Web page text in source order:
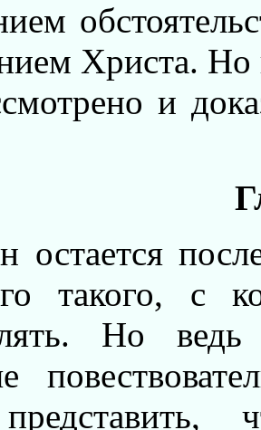
Христа. Но
и
остается
такого, с
Но